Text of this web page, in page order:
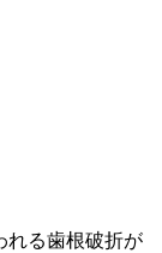
れる歯根破折が